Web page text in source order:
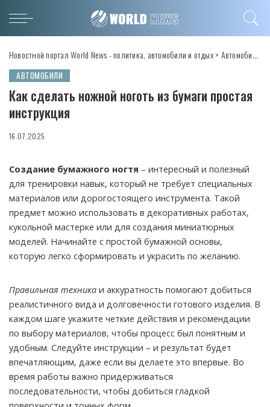
Новостной портал World News - политика, автомобили и отдых> Автомобили
АВТОМОБИЛИ
Как сделать ножной ноготь из бумаги простая
инструкция
16.07.2025
Создание бумажного ногтя – интересный и полезный
для тренировки навык, который не требует специальных
материалов или дорогостоящего инструмента. Такой
предмет можно использовать в декоративных работах,
кукольной мастерке или для создания миниатюрных
моделей. Начинайте с простой бумажной основы,
которую легко сформировать и украсить по желанию.
Правильная техника и аккуратность помогают добиться
реалистичного вида и долговечности готового изделия. В
каждом шаге укажите четкие действия и рекомендации
по выбору материалов, чтобы процесс был понятным и
удобным. Следуйте инструкции – и результат будет
впечатляющим, даже если вы делаете это впервые. Во
время работы важно придерживаться
последовательности, чтобы добиться гладкой